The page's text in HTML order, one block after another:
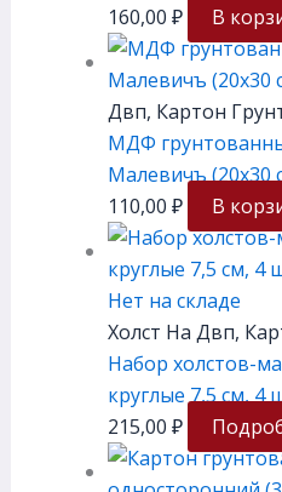
160,00 ₽ В
Двп, Картон
МДФ
Малевичъ (20х30
110,00 ₽ В
Нет на складе
Холст На Двп,
Набор холстов-
круглые 7,5 см, 4
215,00 ₽